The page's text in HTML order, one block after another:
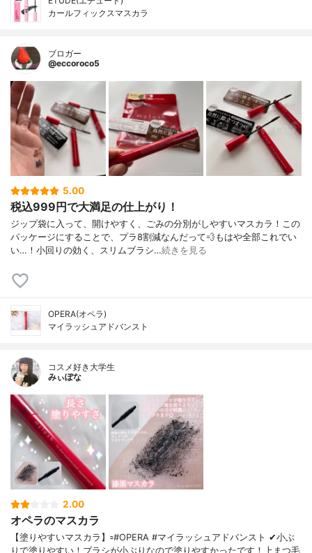
カールフィックスマスカラ
ブロガー
@eccoroco5
5.00
税込999円で大満足の仕上がり！
ジップ袋に入って、開けやすく、ごみの分別がしやすいマスカラ！この
パッケージにすることで、プラ8割減なんだって💨もはや全部これでい
い…！小回りの効く、スリムブラシ…続きを見る
OPERA(オペラ)
マイラッシュアドバンスト
コスメ好き大学生
みぃぽな
2.00
オペラのマスカラ
【塗りやすいマスカラ】▫️#OPERA #マイラッシュアドバンスト ✔小ぶ
りで塗りやすい！ブラシが小ぶりなので塗りやすかったです！上まつ毛